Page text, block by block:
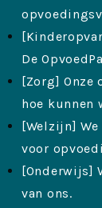
De
[Zorg] Onze
hoe kunnen
[Welzijn]
voor
[Onderwijs]
van ons.